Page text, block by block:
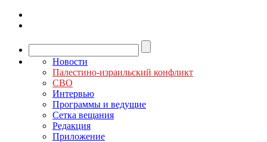
Новости
Палестино-израильский конфликт
СВО
Интервью
Программы и ведущие
Сетка вещания
Редакция
Приложение